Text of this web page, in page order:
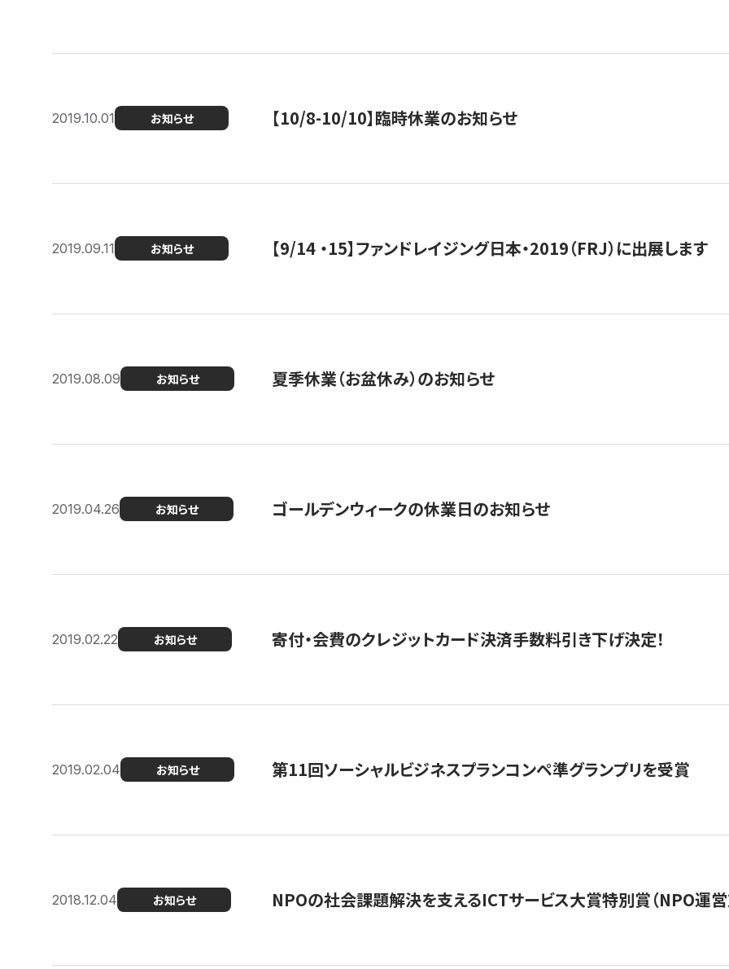
2019.10.01 お知らせ 【10/8-10/10】臨時休業のお知らせ
2019.09.11 お知らせ 【9/14 ・15】ファンドレイジング日本・2019（FRJ）に出展します
2019.08.09 お知らせ 夏季休業（お盆休み）のお知らせ
2019.04.26 お知らせ ゴールデンウィークの休業日のお知らせ
2019.02.22 お知らせ 寄付・会費のクレジットカード決済手数料引き下げ決定！
2019.02.04 お知らせ 第11回ソーシャルビジネスプランコンペ準グランプリを受賞
2018.12.04 お知らせ NPOの社会課題解決を支えるICTサービス大賞特別賞（NPO運